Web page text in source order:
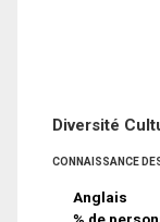
Diversité
CONNAISSANCE
Anglais
% de